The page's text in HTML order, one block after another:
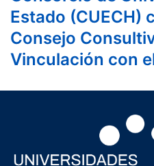
Estado (CUECH)
Consejo
Vinculación con